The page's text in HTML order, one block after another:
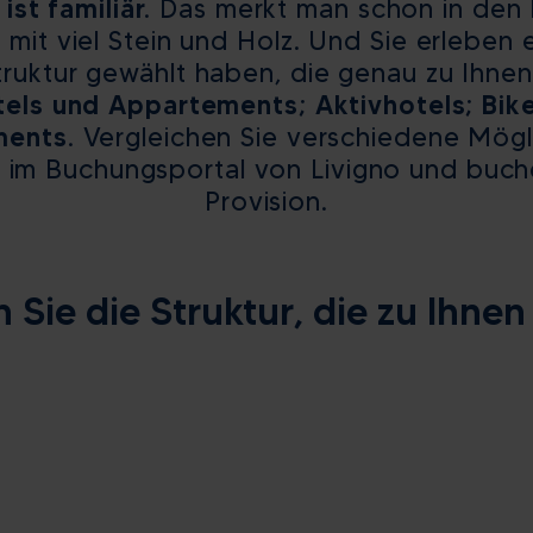
5 6 7 8 9
12 13 14 15 16
19 20 21 22 23
26 27 28 29 30
2 3 4 5 6
3 4 5 6 7 8
10 11 12 13 14 15
17 18 19 20 21 22
24 25 26 27 28 29
31 1 2 3 4 5
ist familiär. Das merkt man schon in den
mit viel Stein und Holz. Und Sie erleben
gewählt haben, die genau zu
und Appartements; Aktivhotels;
Vergleichen Sie verschiedene
im Buchungsportal von Livigno und
Provision.
Sie die Struktur, die zu